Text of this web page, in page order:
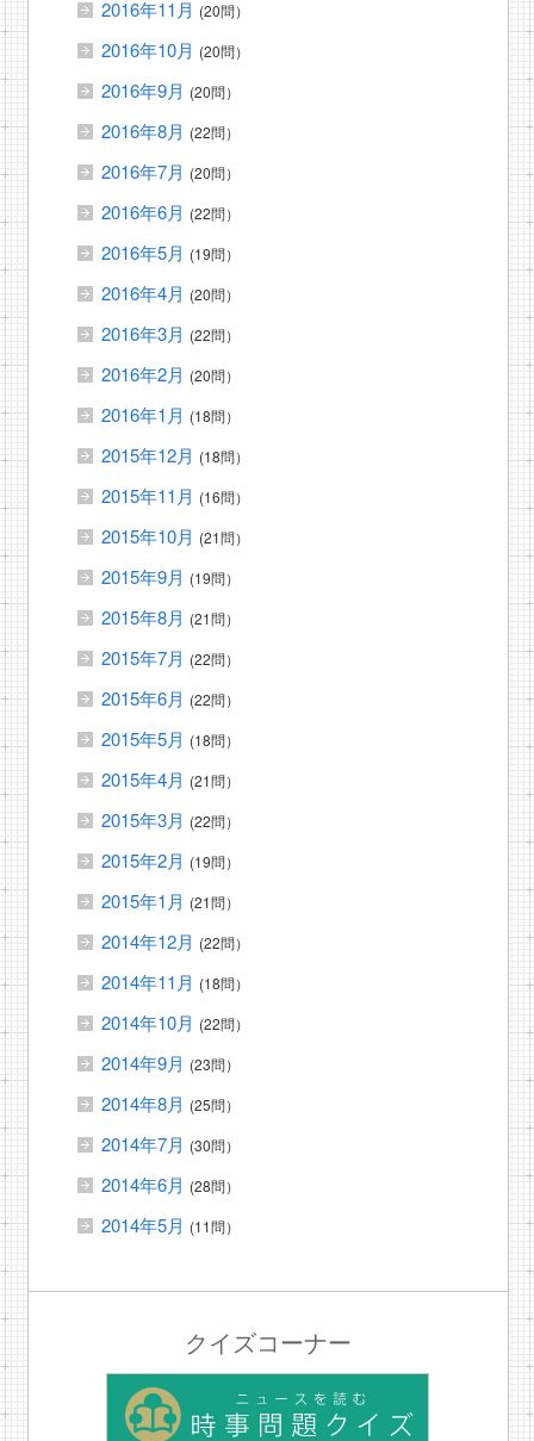
2016年11月 (20問）
2016年10月 (20問）
2016年9月 (20問）
2016年8月 (22問）
2016年7月 (20問）
2016年6月 (22問）
2016年5月 (19問）
2016年4月 (20問）
2016年3月 (22問）
2016年2月 (20問）
2016年1月 (18問）
2015年12月 (18問）
2015年11月 (16問）
2015年10月 (21問）
2015年9月 (19問）
2015年8月 (21問）
2015年7月 (22問）
2015年6月 (22問）
2015年5月 (18問）
2015年4月 (21問）
2015年3月 (22問）
2015年2月 (19問）
2015年1月 (21問）
2014年12月 (22問）
2014年11月 (18問）
2014年10月 (22問）
2014年9月 (23問）
2014年8月 (25問）
2014年7月 (30問）
2014年6月 (28問）
2014年5月 (11問）
クイズコーナー